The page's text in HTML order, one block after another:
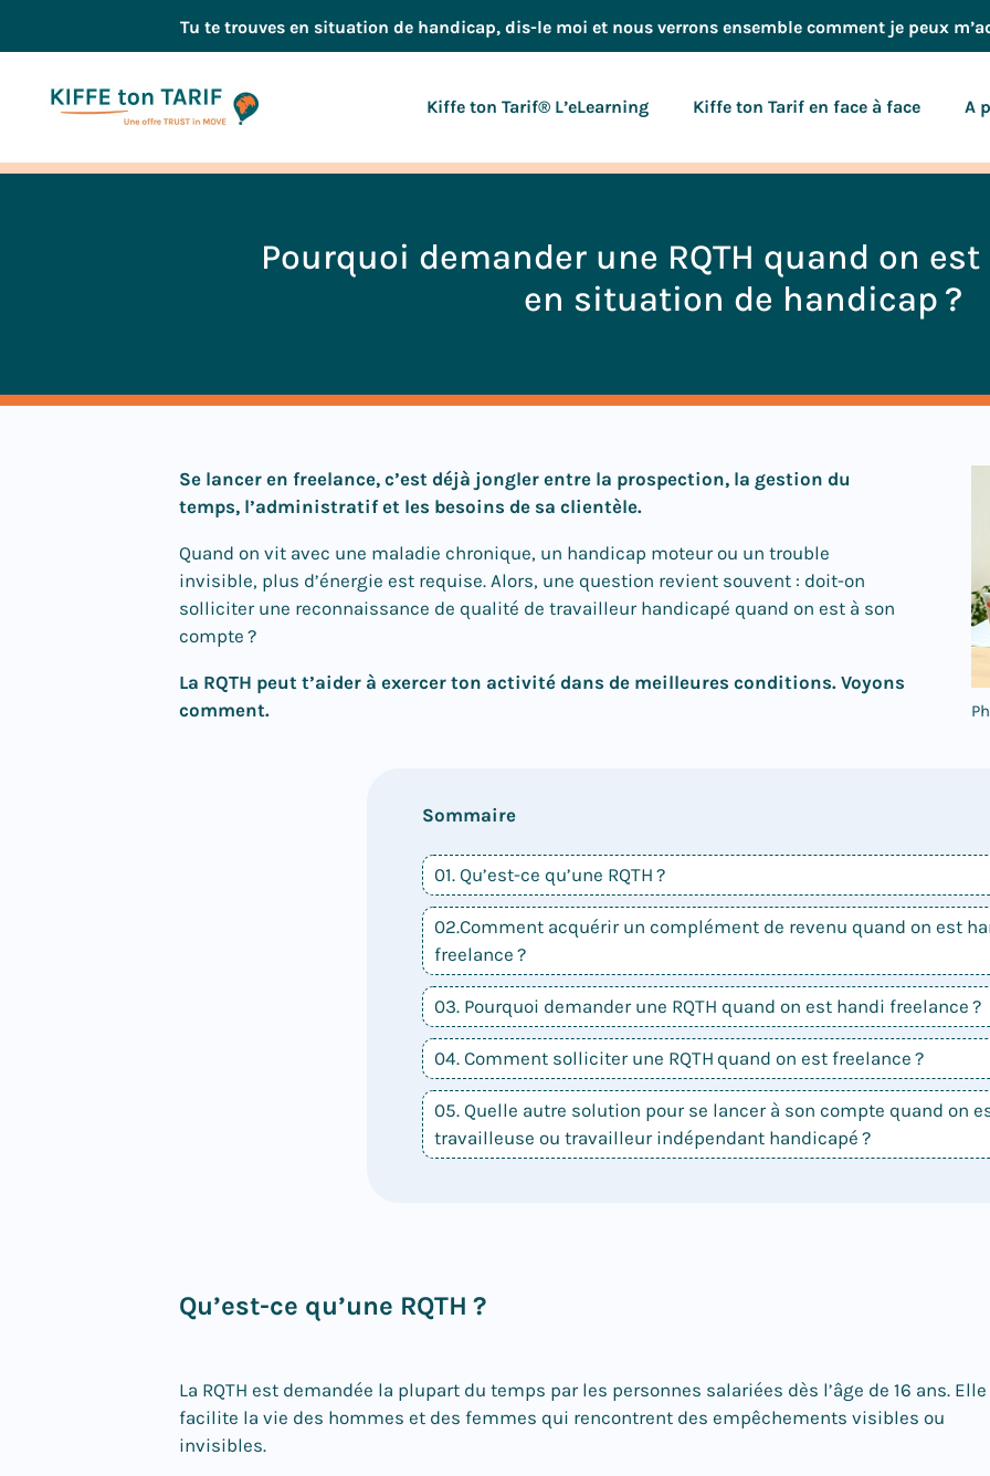
Tu te trouves en situation de handicap, dis-le moi et nous verrons ensemble comment je peux
Kiffe ton Tarif® L’eLearning Kiffe ton Tarif en face à face A
Pourquoi demander une RQTH quand on
en situation de handicap ?
Se lancer en freelance, c’est déjà jongler entre la prospection, la gestion du
temps, l’administratif et les besoins de sa clientèle.
Quand on vit avec une maladie chronique, un handicap moteur ou un trouble
invisible, plus d’énergie est requise. Alors, une question revient souvent : doit-on
solliciter une reconnaissance de qualité de travailleur handicapé quand on est à son
compte ?
La RQTH peut t’aider à exercer ton activité dans de meilleures conditions. Voyons
comment.
Sommaire
01. Qu’est-ce qu’une RQTH ?
02.Comment acquérir un complément de revenu quand on est
freelance ?
03. Pourquoi demander une RQTH quand on est handi freelance ?
04. Comment solliciter une RQTH quand on est freelance ?
05. Quelle autre solution pour se lancer à son compte quand on
travailleuse ou travailleur indépendant handicapé ?
Qu’est-ce qu’une RQTH ?
La RQTH est demandée la plupart du temps par les personnes salariées dès l’âge de 16 ans. Elle
facilite la vie des hommes et des femmes qui rencontrent des empêchements visibles ou
invisibles.